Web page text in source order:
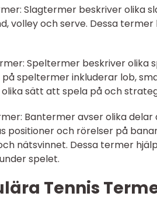
Slagtermer beskriver olika
volley och serve. Dessa
Speltermer beskriver olika
på speltermer inkluderar lob,
sätt att spela på och
Bantermer avser olika
positioner och rörelser på
nätsvinnet. Dessa termer
spelet.
Tennis